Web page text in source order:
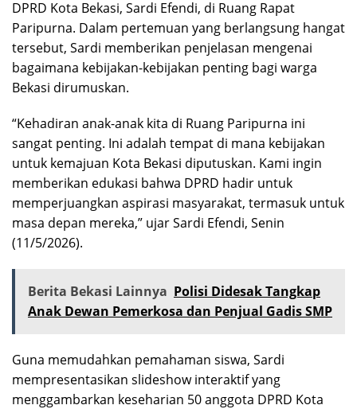
DPRD Kota Bekasi, Sardi Efendi, di Ruang Rapat
Paripurna. Dalam pertemuan yang berlangsung hangat
tersebut, Sardi memberikan penjelasan mengenai
bagaimana kebijakan-kebijakan penting bagi warga
Bekasi dirumuskan.
“Kehadiran anak-anak kita di Ruang Paripurna ini
sangat penting. Ini adalah tempat di mana kebijakan
untuk kemajuan Kota Bekasi diputuskan. Kami ingin
memberikan edukasi bahwa DPRD hadir untuk
memperjuangkan aspirasi masyarakat, termasuk untuk
masa depan mereka,” ujar Sardi Efendi, Senin
(11/5/2026).
Berita Bekasi Lainnya Polisi Didesak Tangkap
Anak Dewan Pemerkosa dan Penjual Gadis SMP
Guna memudahkan pemahaman siswa, Sardi
mempresentasikan slideshow interaktif yang
menggambarkan keseharian 50 anggota DPRD Kota